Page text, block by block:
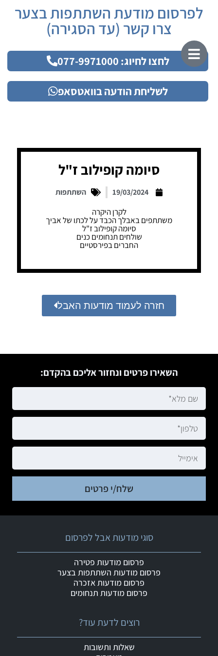
לפרסום מודעת השתתפות בצער
צרו קשר (עד הסגירה)
לחצו לחיוג: 077-9971000
לשליחת הודעה בוואטסאפ
סיומה קופילוב ז"ל
19/03/2024 השתתפות
לקרן היקרה
משתתפים באבלך הכבד על לכתו של אביך
סיומה קופילוב ז"ל
שולחים תנחומים כנים
החברים בפירסטיים
חזרה לעמוד מודעות האבל
השאירו פרטים ונחזור אליכם בהקדם:
שלח/י פרטים
רוצים לדעת עוד?
שאלות ותשובות
סוגי מודעות אבל לפרסום
פרסום מודעות פטירה
פרסום מודעות השתתפות בצער
פרסום מודעות אזכרה
פרסום מודעות תנחומים